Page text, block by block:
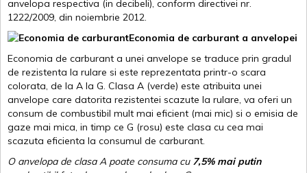
anvelopa respectiva (in decibeli), conform directivei nr.
1222/2009, din noiembrie 2012.
Economia de carburant a anvelopei
Economia de carburant a unei anvelope se traduce prin gradul
de rezistenta la rulare si este reprezentata printr-o scara
colorata, de la A la G. Clasa A (verde) este atribuita unei
anvelope care datorita rezistentei scazute la rulare, va oferi un
consum de combustibil mult mai eficient (mai mic) si o emisia de
gaze mai mica, in timp ce G (rosu) este clasa cu cea mai
scazuta eficienta la consumul de carburant.
O anvelopa de clasa A poate consuma cu 7,5% mai putin